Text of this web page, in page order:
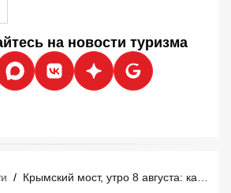
на новости туризма
/